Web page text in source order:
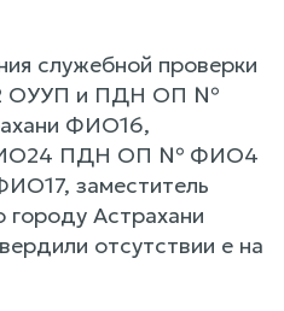
служебной проверки
ОУУП и ПДН ОП №
ФИО16,
ПДН ОП № ФИО4
заместитель
Астрахани
отсутствии е на